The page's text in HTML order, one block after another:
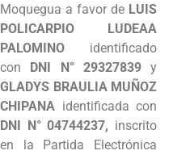
Moquegua a favor de LUIS
POLICARPIO LUDEAA
PALOMINO identificado
con DNI N° 29327839y
GLADYS BRAULIA MUÑOZ
CHIPANA identificada con
DNI N° 04744237, inscrito
en la Partida Electrónica